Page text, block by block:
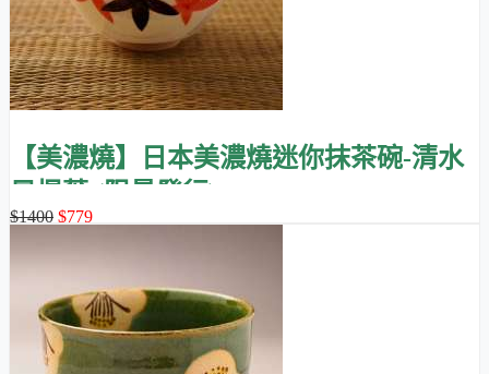
【美濃燒】日本美濃燒迷你抹茶碗-清水
風楓葉 (限量發行)
$1400 $779